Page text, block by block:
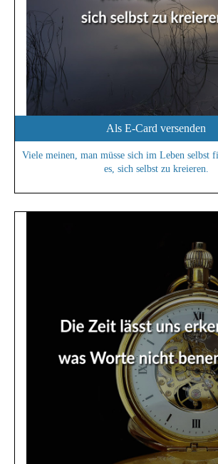
Als E-Card versenden
Viele meinen, man müsse sich im Leben selbst
es, sich selbst zu kreieren.